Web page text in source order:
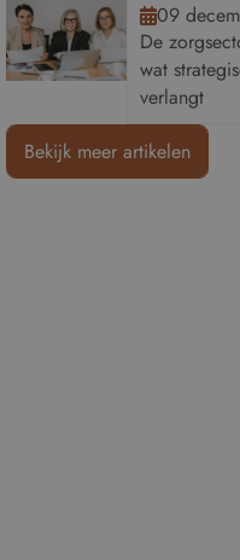
09
De
wat
verlangt
Bekijk meer artikelen